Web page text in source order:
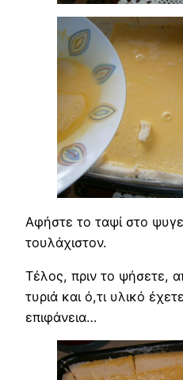
Αφήστε το ταψί στο
τουλάχιστον.
Τέλος, πριν το ψήσετε,
τυριά και ό,τι υλικό
επιφάνεια…